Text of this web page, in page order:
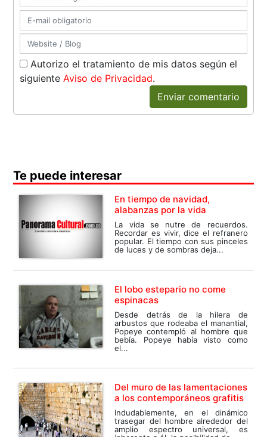
Autorizo el tratamiento de mis datos según el
siguienteAviso de Privacidad.
Enviar comentario
Te puede interesar
En tiempo de navidad,
alabanzas por la vida
La vida se nutre de recuerdos.
Recordar es vivir, dice el refranero
popular. El tiempo con sus pinceles
de luces y de sombras deja...
El lobo estepario no come
espinacas
Desde detrás de la hilera de
arbustos que rodeaba el manantial,
Popeye contempló al hombre que
bebía. Popeye había visto como
el...
Del muro de las lamentaciones
a los contemporáneos grafitis
Indudablemente, en el dinámico
trasegar del hombre alrededor del
amplio espectro universal, es